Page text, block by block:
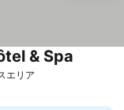
エリア
& Spa